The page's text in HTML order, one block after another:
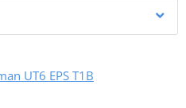
UT6 EPS T1B